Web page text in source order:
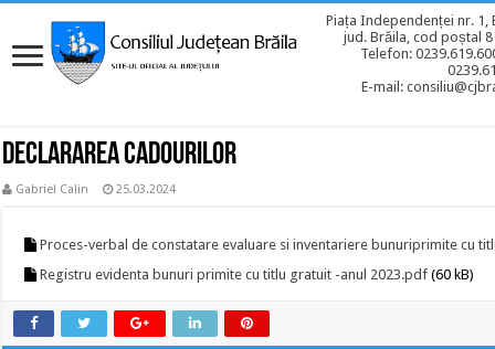
Piața Independenței nr. 1,
jud. Brăila, cod poștal
Telefon:
E-mail:
DECLARAREA CADOURILOR
Gabriel Calin 25.03.2024
Proces-verbal de constatare evaluare si inventariere bunuriprimite cu
Registru evidenta bunuri primite cu titlu gratuit -anul 2023.pdf (60 kB)